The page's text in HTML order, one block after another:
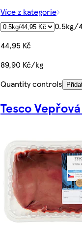
Více z kategorie
0.5kg/
44,95 Kč
89,90 Kč/kg
Quantity controls
Tesco